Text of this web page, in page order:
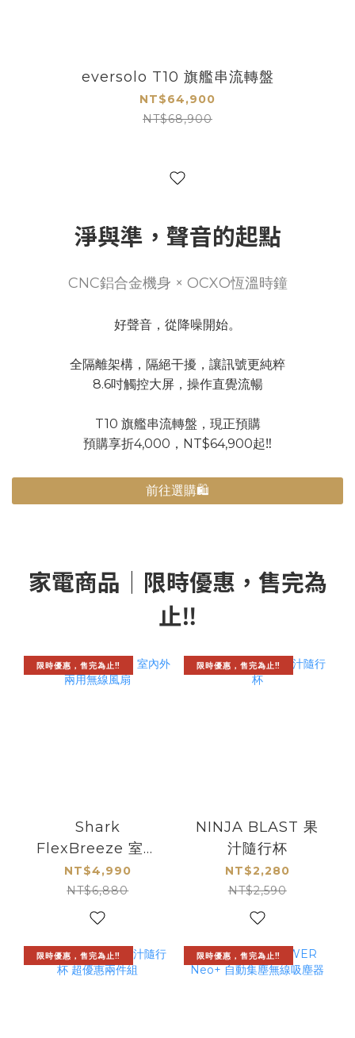
eversolo T10 旗艦串流轉盤
NT$64,900
NT$68,900
淨與準，聲音的起點
CNC鋁合金機身 × OCXO恆溫時鐘
好聲音，從降噪開始。
全隔離架構，隔絕干擾，讓訊號更純粹
8.6吋觸控大屏，操作直覺流暢
T10 旗艦串流轉盤，現正預購
預購享折4,000，NT$64,900起‼️
前往選購🛍️
家電商品｜限時優惠，售完為
止‼️
限時優惠，售完為止‼️
Shark
FlexBreeze 室內
外兩用無線風扇
NT$4,990
NT$6,880
限時優惠，售完為止‼️
NINJA BLAST 果
汁隨行杯
NT$2,280
NT$2,590
限時優惠，售完為止‼️ 限時優惠，售完為止‼️